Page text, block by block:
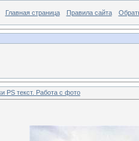
Главная страница Правила сайта
PS текст. Работа с фото